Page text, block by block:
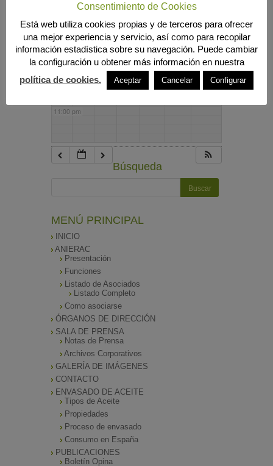
9:00 pm
10:00 pm
11:00 pm
Búsqueda
MENÚ PRINCIPAL
INICIO
ANIERAC
Presentación
Funciones
Listado de Asociados
Listado Completo
Como asociarse
ÓRGANOS DE DIRECCIÓN
SALA DE PRENSA
Notas de Prensa
Archivos Corporativos
GALERÍA DE IMÁGENES
CONTACTO
ENVASADO DE ACEITE
Tipos de Aceite
Propiedades
Proceso de envasado
Consumo en España
PUBLICACIONES
Boletín Opina
Consentimiento de Cookies
Está web utiliza cookies propias y de terceros para ofrecer
una mejor experiencia y servicio, así como para recopilar
información estadística sobre su navegación. Puede cambiar
la configuración u obtener más información en nuestra
política de cookies.
Aceptar Cancelar Configurar